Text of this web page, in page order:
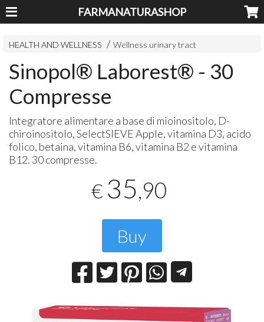
FARMANATURASHOP
HEALTH AND WELLNESS Wellness urinary tract
Sinopol® Laborest® - 30
Compresse
Integratore alimentare a base di mioinositolo, D-
chiroinositolo, SelectSIEVE Apple, vitamina D3, acido
folico, betaina, vitamina B6, vitamina B2 e vitamina
B12. 30 compresse.
€ 35,90
Buy